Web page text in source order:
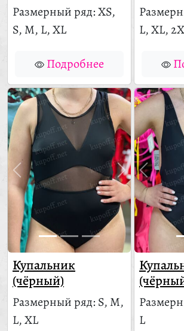
Размерный ряд: XS,
S, M, L, XL
Подробнее
L, XL,
Купальник
(чёрный)
Размерный ряд: S, M,
L, XL
L